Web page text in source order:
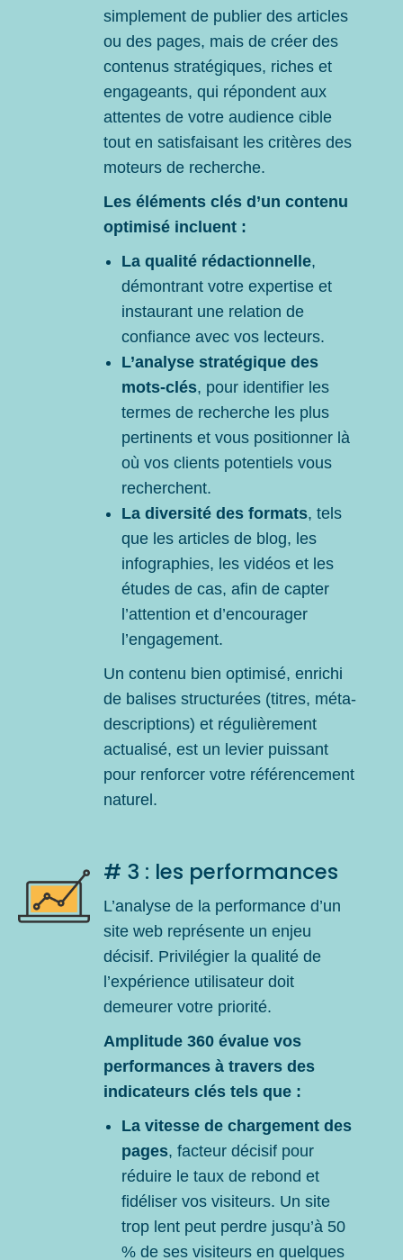
simplement de publier des articles
ou des pages, mais de créer des
contenus stratégiques, riches et
engageants, qui répondent aux
attentes de votre audience cible
tout en satisfaisant les critères des
moteurs de recherche.
Les éléments clés d’un contenu
optimisé incluent :
La qualité rédactionnelle,
démontrant votre expertise et
instaurant une relation de
confiance avec vos lecteurs.
L’analyse stratégique des
mots-clés, pour identifier les
termes de recherche les plus
pertinents et vous positionner là
où vos clients potentiels vous
recherchent.
La diversité des formats, tels
que les articles de blog, les
infographies, les vidéos et les
études de cas, afin de capter
l’attention et d’encourager
l’engagement.
Un contenu bien optimisé, enrichi
de balises structurées (titres, méta-
descriptions) et régulièrement
actualisé, est un levier puissant
pour renforcer votre référencement
naturel.
# 3 : les performances
L’analyse de la performance d’un
site web représente un enjeu
décisif. Privilégier la qualité de
l’expérience utilisateur doit
demeurer votre priorité.
Amplitude 360 évalue vos
performances à travers des
indicateurs clés tels que :
La vitesse de chargement des
pages, facteur décisif pour
réduire le taux de rebond et
fidéliser vos visiteurs. Un site
trop lent peut perdre jusqu’à 50
% de ses visiteurs en quelques